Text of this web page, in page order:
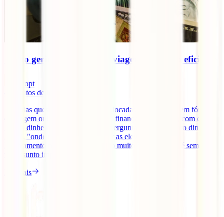
Como gerir o dinheiro em viagem de forma eficiente
infopt
minutos de leitura
Uma das questões muitas vezes colocadas por viajantes em fóruns
de viagem online tem a ver com as finanças em viagem, com como
gerir o dinheiro fora de Portugal. Perguntas como "quanto dinheiro
levar", "onde trocar", "como evitar as elevadas taxas de
levantamento nos multibancos" são muito comuns. Este é sempre
um assunto importante no [...]
Ler mais